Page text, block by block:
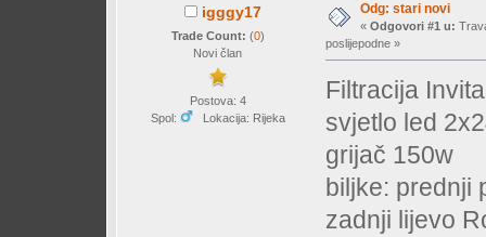
igggy17
Trade Count: (0)
Novi član
Postova: 4
Spol:
Lokacija: Rijeka
Odg: stari novi
« Odgovori #1 u:
poslijepodne »
Filtracija
svjetlo led
grijač 150w
biljke: prednji
zadnji lijevo